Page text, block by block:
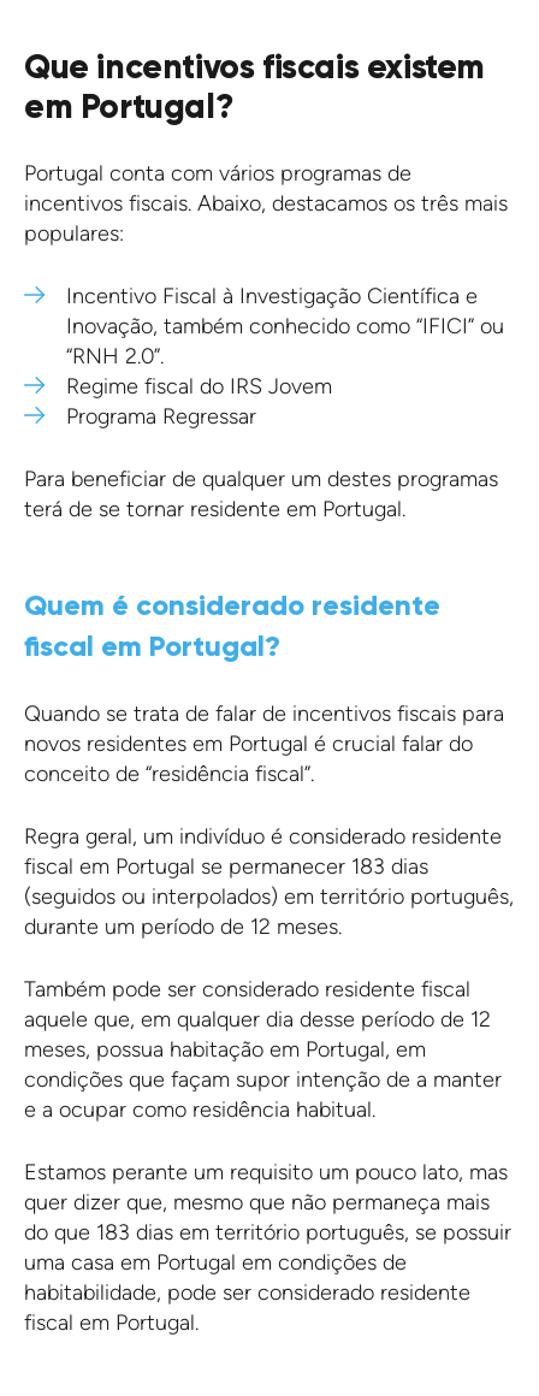
Que incentivos fiscais existem
em Portugal?
Portugal conta com vários programas de
incentivos fiscais. Abaixo, destacamos os três mais
populares:
Incentivo Fiscal à Investigação Científica e
Inovação, também conhecido como “IFICI” ou
“RNH 2.0”.
Regime fiscal do IRS Jovem
Programa Regressar
Para beneficiar de qualquer um destes programas
terá de se tornar residente em Portugal.
Quem é considerado residente
fiscal em Portugal?
Quando se trata de falar de incentivos fiscais para
novos residentes em Portugal é crucial falar do
conceito de “residência fiscal”.
Regra geral, um indivíduo é considerado residente
fiscal em Portugal se permanecer 183 dias
(seguidos ou interpolados) em território português,
durante um período de 12 meses.
Também pode ser considerado residente fiscal
aquele que, em qualquer dia desse período de 12
meses, possua habitação em Portugal, em
condições que façam supor intenção de a manter
e a ocupar como residência habitual.
Estamos perante um requisito um pouco lato, mas
quer dizer que, mesmo que não permaneça mais
do que 183 dias em território português, se possuir
uma casa em Portugal em condições de
habitabilidade, pode ser considerado residente
fiscal em Portugal.